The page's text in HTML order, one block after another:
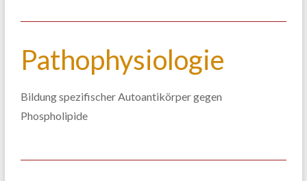
Pathophysiologie
Bildung spezifischer Autoantikörper gegen
Phospholipide